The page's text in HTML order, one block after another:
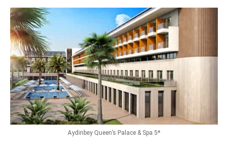
Aydinbey Queen’s Palace & Spa 5*